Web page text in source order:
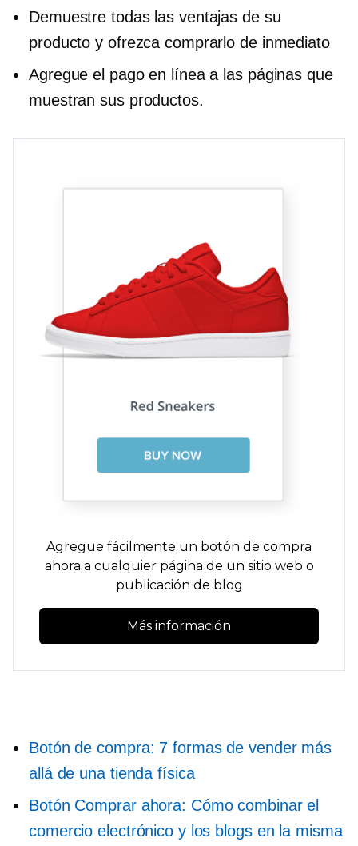
Demuestre todas las ventajas de su
producto y ofrezca comprarlo de inmediato
Agregue el pago en línea a las páginas que
muestran sus productos.
Agregue fácilmente un botón de compra
ahora a cualquier página de un sitio web o
publicación de blog
Más información
Botón de compra: 7 formas de vender más
allá de una tienda física
Botón Comprar ahora: Cómo combinar el
comercio electrónico y los blogs en la misma